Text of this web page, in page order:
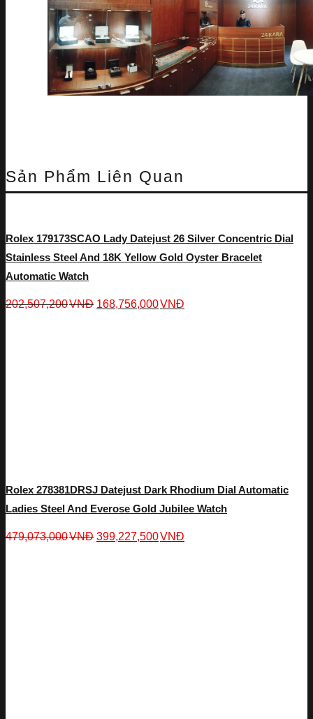
Sản Phẩm Liên Quan
Rolex 179173SCAO Lady Datejust 26 Silver Concentric Dial
Stainless Steel And 18K Yellow Gold Oyster Bracelet
Automatic Watch
202,507,200VNĐ 168,756,000VNĐ
Rolex 278381DRSJ Datejust Dark Rhodium Dial Automatic
Ladies Steel And Everose Gold Jubilee Watch
479,073,000VNĐ 399,227,500VNĐ